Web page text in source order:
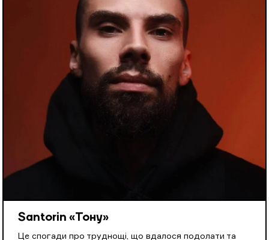
Santorin «Тону»
Це спогади про труднощі, що вдалося подолати та